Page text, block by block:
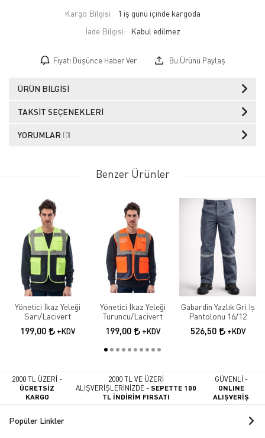
Kargo Bilgisi:
1 iş günü içinde kargoda
İade Bilgisi:
Fiyatı Düşünce Haber Ver Bu Ürünü Paylaş
ÜRÜN BILGISI
TAKSIT SEÇENEKLERI
YORUMLAR (0)
Benzer Ürünler
Yönetici İkaz Yeleği
Sarı/Lacivert
199,00 +KDV
Yönetici İkaz Yeleği
Turuncu/Lacivert
199,00 +KDV
Gabardin Yazlık Gri İş
Pantolonu 16/12
526,50 +KDV
2000 TL ÜZERİ -
ÜCRETSİZ
KARGO
2000 TL VE ÜZERİ
ALIŞVERİŞLERİNİZDE -SEPETTE 100
TL İNDİRİM FIRSATI
GÜVENLİ -
ONLINE
ALIŞVERİŞ
Popüler Linkler